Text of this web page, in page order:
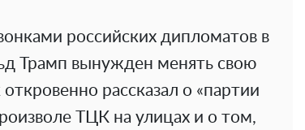
российских дипломатов в
Трамп вынужден менять свою
рассказал о «партии
ТЦК на улицах и о том,